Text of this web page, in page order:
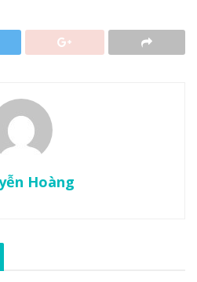
Hoàng